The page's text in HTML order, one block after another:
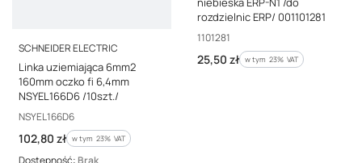
PRODUCENT
SCHNEIDER ELECTRIC
Linka uziemiająca 6mm2
160mm oczko fi 6,4mm
NSYEL166D6 /10szt./
Kod producenta
NSYEL166D6
Cena brutto
102,80 zł w tym %s VAT
w tym 23% VAT
Dostępność: Brak
rozdzielnic ERP/ 001101281
Kod producenta
1101281
Cena brutto
25,50 zł w tym %s VAT
w tym 23% VAT